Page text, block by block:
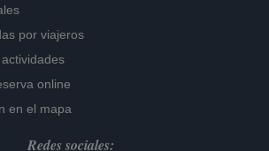
por viajeros
online
en el mapa
Redes sociales: